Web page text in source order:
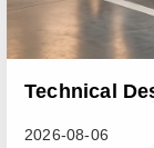
Technical
2026-08-06